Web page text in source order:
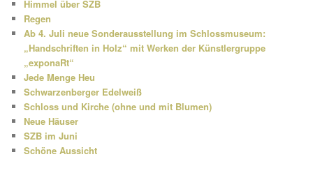
Himmel über SZB
Regen
Ab 4. Juli neue Sonderausstellung im Schlossmuseum:
„Handschriften in Holz“ mit Werken der Künstlergruppe
„exponaRt“
Jede Menge Heu
Schwarzenberger Edelweiß
Schloss und Kirche (ohne und mit Blumen)
Neue Häuser
SZB im Juni
Schöne Aussicht